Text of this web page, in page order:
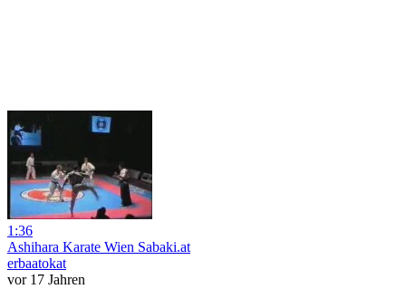
1:36
Ashihara Karate Wien Sabaki.at
erbaatokat
vor 17 Jahren